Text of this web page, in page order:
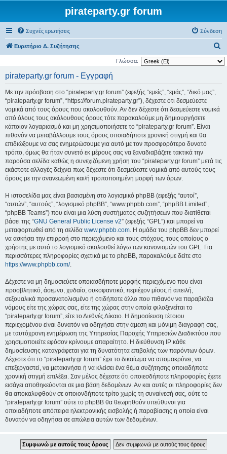
pirateparty.gr forum
Συχνές ερωτήσεις Σύνδεση
Ευρετήριο Δ. Συζήτησης
ν
Γλώσσα:
pirateparty.gr forum - Εγγραφή
Με την πρόσβαση στο “pirateparty.gr forum” (εφεξής “εμείς”, “εμάς”, “δικό μας”,
“pirateparty.gr forum”, “https://forum.pirateparty.gr”), δέχεστε ότι δεσμεύεστε
νομικά από τους όρους που ακολουθούν. Αν δεν δέχεστε ότι δεσμεύεστε νομικά
από όλους τους ακόλουθους όρους τότε παρακαλούμε μη δημιουργήσετε
κάποιον λογαριασμό και μη χρησιμοποιήσετε το “pirateparty.gr forum”. Είναι
πιθανόν να μεταβάλλουμε τους όρους οποιαδήποτε χρονική στιγμή και θα
επιδιώξουμε να σας ενημερώσουμε για αυτό με τον προσφορότερο δυνατό
τρόπο, όμως θα ήταν συνετό εκ μέρους σας να ξαναδιαβάζετε τακτικά την
παρούσα σελίδα καθώς η συνεχιζόμενη χρήση του “pirateparty.gr forum” μετά τις
εκάστοτε αλλαγές δείχνει πως δέχεστε ότι δεσμεύεστε νομικά από αυτούς τους
όρους με την ανανεωμένη και/ή τροποποιημένη μορφή των όρων.
Η ιστοσελίδα μας είναι βασισμένη στο λογισμικό phpBB (εφεξής “αυτοί”,
“αυτών”, “αυτούς”, “λογισμικό phpBB”, “www.phpbb.com”, “phpBB Limited”,
“phpBB Teams”) που είναι μια λύση συστήματος συζητήσεων που διατίθεται
βάσει της “GNU General Public License v2” (εφεξής “GPL”) και μπορεί να
μεταφορτωθεί από τη σελίδα www.phpbb.com. Η ομάδα του phpBB δεν μπορεί
να ασκήσει την επιρροή στο περιεχόμενο και τους στόχους, τους οποίους ο
χρήστης με αυτό το λογισμικό ακολουθεί λόγω των κανονισμών του GPL. Για
περισσότερες πληροφορίες σχετικά με το phpBB, παρακαλούμε δείτε στο
https://www.phpbb.com/.
Δέχεστε να μη δημοσιεύετε οποιασδήποτε μορφής περιεχόμενο που είναι
προσβλητικό, άσεμνο, χυδαίο, συκοφαντικό, περιέχον μίσος ή απειλή,
σεξουαλικά προσανατολισμένο ή οτιδήποτε άλλο που πιθανόν να παραβιάζει
νόμους είτε της χώρας σας, είτε της χώρας στην οποία φιλοξενείται το
“pirateparty.gr forum”, είτε το Διεθνές Δίκαιο. Η δημοσίευση τέτοιου
περιεχομένου είναι δυνατόν να οδηγήσει στην άμεση και μόνιμη διαγραφή σας,
με ταυτόχρονη ενημέρωση της Υπηρεσίας Παροχής Υπηρεσιών Διαδικτύου που
χρησιμοποιείτε εφόσον κρίνουμε απαραίτητο. Η διεύθυνση IP κάθε
δημοσίευσης καταγράφεται για τη δυνατότητα επιβολής των παρόντων όρων.
Δέχεστε ότι το “pirateparty.gr forum” έχει το δικαίωμα να απομακρύνει, να
επεξεργαστεί, να μετακινήσει ή να κλείσει ένα θέμα συζήτησης οποιαδήποτε
χρονική στιγμή επιλέξει. Σαν μέλος δέχεστε ότι οποιεσδήποτε πληροφορίες έχετε
εισάγει αποθηκεύονται σε μια βάση δεδομένων. Αν και αυτές οι πληροφορίες δεν
θα αποκαλυφθούν σε οποιονδήποτε τρίτο χωρίς τη συναίνεσή σας, ούτε το
“pirateparty.gr forum” ούτε το phpBB θα θεωρηθούν υπεύθυνοι για
οποιαδήποτε απόπειρα ηλεκτρονικής εισβολής ή παραβίασης η οποία είναι
δυνατόν να οδηγήσει σε απώλεια αυτών των δεδομένων.